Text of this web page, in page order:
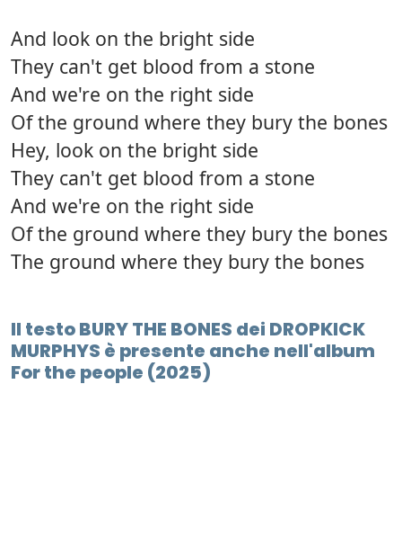
And look on the bright side
They can't get blood from a stone
And we're on the right side
Of the ground where they bury the bones
Hey, look on the bright side
They can't get blood from a stone
And we're on the right side
Of the ground where they bury the bones
The ground where they bury the bones
Il testo BURY THE BONES dei DROPKICK
MURPHYS è presente anche nell'album
For the people (2025)